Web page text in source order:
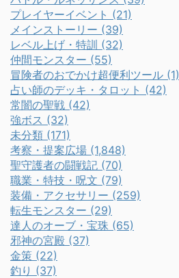
プレイヤーイベント (21)
メインストーリー (39)
レベル上げ・特訓 (32)
仲間モンスター (55)
冒険者のおでかけ超便利ツール (1)
占い師のデッキ・タロット (42)
常闇の聖戦 (42)
強ボス (32)
未分類 (171)
考察・提案広場 (1,848)
聖守護者の闘戦記 (70)
職業・特技・呪文 (79)
装備・アクセサリー (259)
転生モンスター (29)
達人のオーブ・宝珠 (65)
邪神の宮殿 (37)
金策 (22)
釣り (37)